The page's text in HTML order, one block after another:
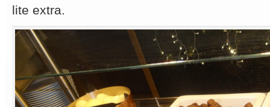
lite extra.